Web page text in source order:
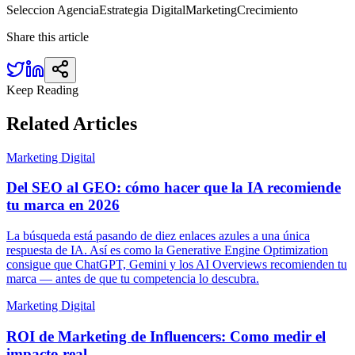
Seleccion AgenciaEstrategia DigitalMarketingCrecimiento
Share this article
Keep Reading
Related Articles
Marketing Digital
Del SEO al GEO: cómo hacer que la IA recomiende
tu marca en 2026
La búsqueda está pasando de diez enlaces azules a una única
respuesta de IA. Así es como la Generative Engine Optimization
consigue que ChatGPT, Gemini y los AI Overviews recomienden tu
marca — antes de que tu competencia lo descubra.
Marketing Digital
ROI de Marketing de Influencers: Como medir el